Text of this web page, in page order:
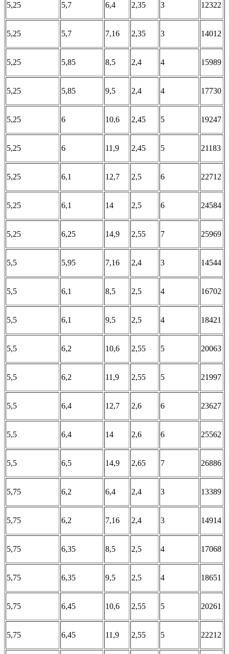
5,25 5,7 6,4 2,35 3 12322
5,25 5,7 7,16 2,35 3 14012
5,25 5,85 8,5 2,4 4 15989
5,25 5,85 9,5 2,4 4 17730
5,25 6 10,6 2,45 5 19247
5,25 6 11,9 2,45 5 21183
5,25 6,1 12,7 2,5 6 22712
5,25 6,1 14 2,5 6 24584
5,25 6,25 14,9 2,55 7 25969
5,5 5,95 7,16 2,4 3 14544
5,5 6,1 8,5 2,5 4 16702
5,5 6,1 9,5 2,5 4 18421
5,5 6,2 10,6 2,55 5 20063
5,5 6,2 11,9 2,55 5 21997
5,5 6,4 12,7 2,6 6 23627
5,5 6,4 14 2,6 6 25562
5,5 6,5 14,9 2,65 7 26886
5,75 6,2 6,4 2,4 3 13389
5,75 6,2 7,16 2,4 3 14914
5,75 6,35 8,5 2,5 4 17068
5,75 6,35 9,5 2,5 4 18651
5,75 6,45 10,6 2,55 5 20261
5,75 6,45 11,9 2,55 5 22212